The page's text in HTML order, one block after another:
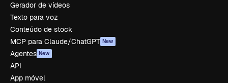
Gerador de vídeos
Texto para voz
Conteúdo de stock
MCP para Claude/ChatGPT New
Agentes New
API
App móvel